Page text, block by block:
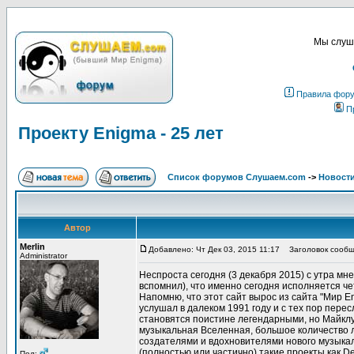
Мы
Правила
Проекту Enigma - 25 лет
Список форумов Слушаем.com ->
Автор
Merlin
Administrator
Добавлено: Чт Дек 03, 2015 11:17 Заголовок
Неспроста сегодня (3 декабря 2015) с утра
вспомнил), что именно сегодня исполняется
Напомню, что этот сайт вырос из сайта "Мир
услушал в далеком 1991 году и с тех пор
становятся поистине легендарными, но
музыкальная Вселенная, большое
создателями и вдохновителями нового